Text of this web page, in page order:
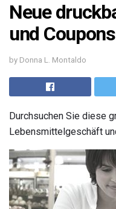
Neue
und Coupons
by Donna L. Montaldo
Durchsuchen Sie diese
Lebensmittelgeschäft